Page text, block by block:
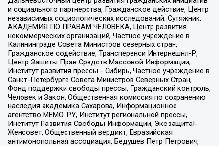
и социального партнерства, Гражданское действие, Центр
независимых социологических исследований, Сутяжник,
АКАДЕМИЯ ПО ПРАВАМ ЧЕЛОВЕКА, Центр развития
некоммерческих организаций, Частное учреждение в
Калининграде Совета Министров северных стран,
Гражданское содействие, Трансперенси Интернешнл-Р,
Центр Защиты Прав Средств Массовой Информации,
Институт развития прессы - Сибирь, Частное учреждение в
Санкт-Петербурге Совета Министров Северных Стран,
Фонд поддержки свободы прессы, Гражданский контроль,
Человек и Закон, Общественная комиссия по сохранению
наследия академика Сахарова, Информационное
агентство МЕМО. РУ, Институт региональной прессы,
Институт Развития Свободы Информации, Экозащита!-
Женсовет, Общественный вердикт, Евразийская
антимонопольная ассоциация, Бедушев Петр Петрович,